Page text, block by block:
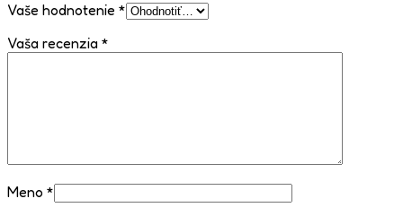
Vaše hodnotenie *
Vaša recenzia *
Meno *